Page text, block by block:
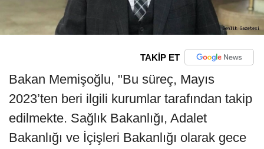
TAKİP ET
Bakan Memişoğlu, "Bu süreç, Mayıs
2023’ten beri ilgili kurumlar tarafından takip
edilmekte. Sağlık Bakanlığı, Adalet
Bakanlığı ve İçişleri Bakanlığı olarak gece